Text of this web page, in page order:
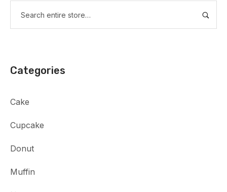
Categories
Cake
Cupcake
Donut
Muffin